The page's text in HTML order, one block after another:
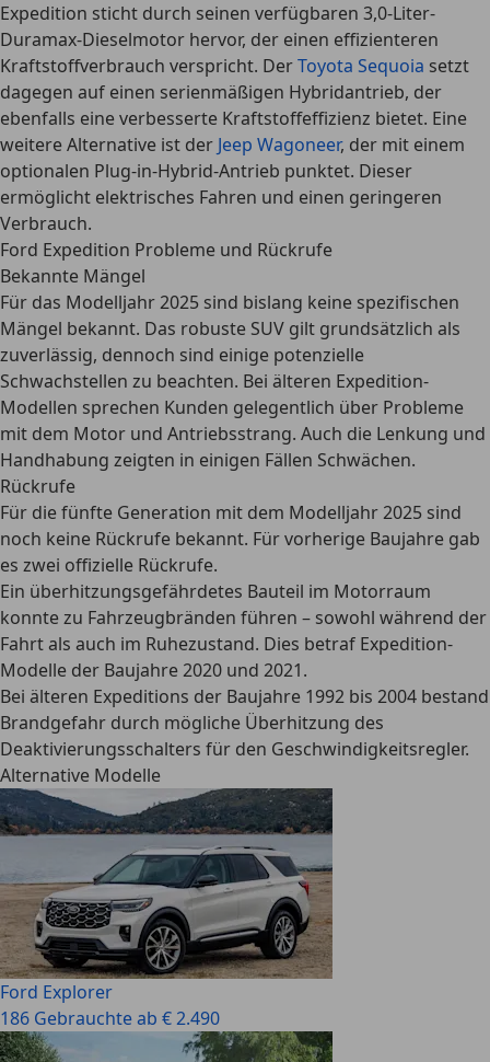
Expedition sticht durch seinen verfügbaren 3,0-Liter-
Duramax-Dieselmotor hervor, der einen effizienteren
Kraftstoffverbrauch verspricht. DerToyota Sequoia setzt
dagegen auf einen serienmäßigen Hybridantrieb, der
ebenfalls eine verbesserte Kraftstoffeffizienz bietet. Eine
weitere Alternative ist der Jeep Wagoneer, der mit einem
optionalen Plug-in-Hybrid-Antrieb punktet. Dieser
ermöglicht elektrisches Fahren und einen geringeren
Verbrauch.
Ford Expedition Probleme und Rückrufe
Bekannte Mängel
Für das Modelljahr 2025 sind bislang keine spezifischen
Mängel bekannt. Das robuste SUV gilt grundsätzlich als
zuverlässig, dennoch sind einige potenzielle
Schwachstellen zu beachten. Bei älteren Expedition-
Modellen sprechen Kunden gelegentlich über Probleme
mit dem Motor und Antriebsstrang. Auch die Lenkung und
Handhabung zeigten in einigen Fällen Schwächen.
Rückrufe
Für die fünfte Generation mit dem Modelljahr 2025 sind
noch keine Rückrufe bekannt. Für vorherige Baujahre gab
es zwei offizielle Rückrufe.
Ein überhitzungsgefährdetes Bauteil im Motorraum
konnte zu Fahrzeugbränden führen – sowohl während der
Fahrt als auch im Ruhezustand. Dies betraf Expedition-
Modelle der Baujahre 2020 und 2021.
Bei älteren Expeditions der Baujahre 1992 bis 2004 bestand
Brandgefahr durch mögliche Überhitzung des
Deaktivierungsschalters für den Geschwindigkeitsregler.
Alternative Modelle
Ford Explorer
186 Gebrauchte ab € 2.490